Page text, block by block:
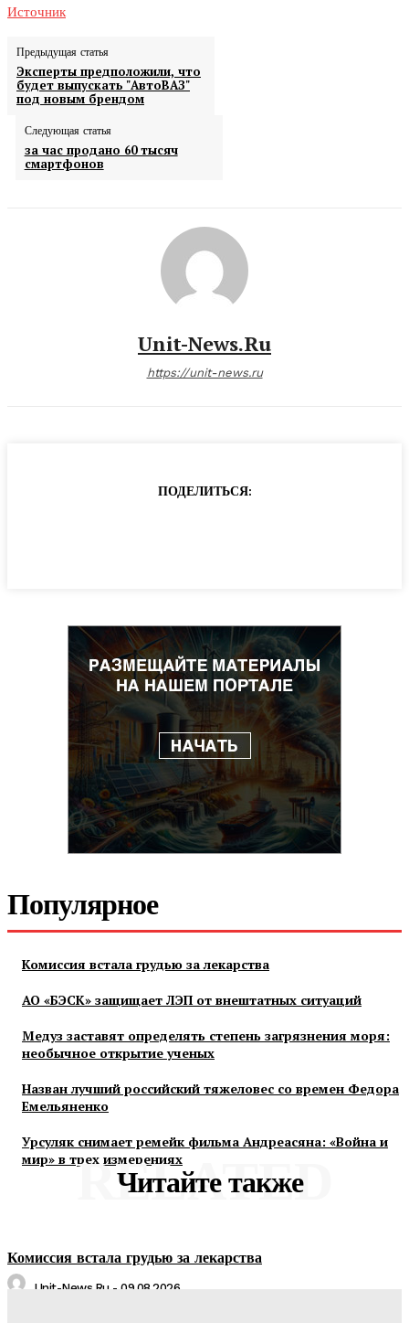
Источник
Предыдущая статья
Эксперты предположили, что
будет выпускать "АвтоВАЗ"
под новым брендом
Следующая статья
за час продано 60 тысяч
смартфонов
Unit-News.ru
https://unit-news.ru
ПОДЕЛИТЬСЯ:
Популярное
Комиссия встала грудью за лекарства
АО «БЭСК» защищает ЛЭП от внештатных ситуаций
Медуз заставят определять степень загрязнения моря:
необычное открытие ученых
Назван лучший российский тяжеловес со времен Федора
Емельяненко
Урсуляк снимает ремейк фильма Андреасяна: «Война и
мир» в трех измерениях
Читайте также
RELATED
Комиссия встала грудью за лекарства
Unit-News.ru - 09.08.2026